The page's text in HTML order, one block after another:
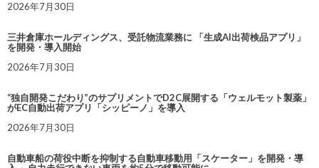
2026年7月30日
三井倉庫ホールディングス、受託物流業務に 「生成AI出荷検品アプリ」
を開発・導入開始
2026年7月30日
“独自開発こだわり”のサプリメントでD2C展開する「ウェルモット製薬」
がEC自動出荷アプリ「シッピーノ」を導入
2026年7月30日
自動車船の荷役中断を抑制する自動車移動用「スケーター」を開発・導